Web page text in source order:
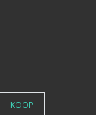
KOOP